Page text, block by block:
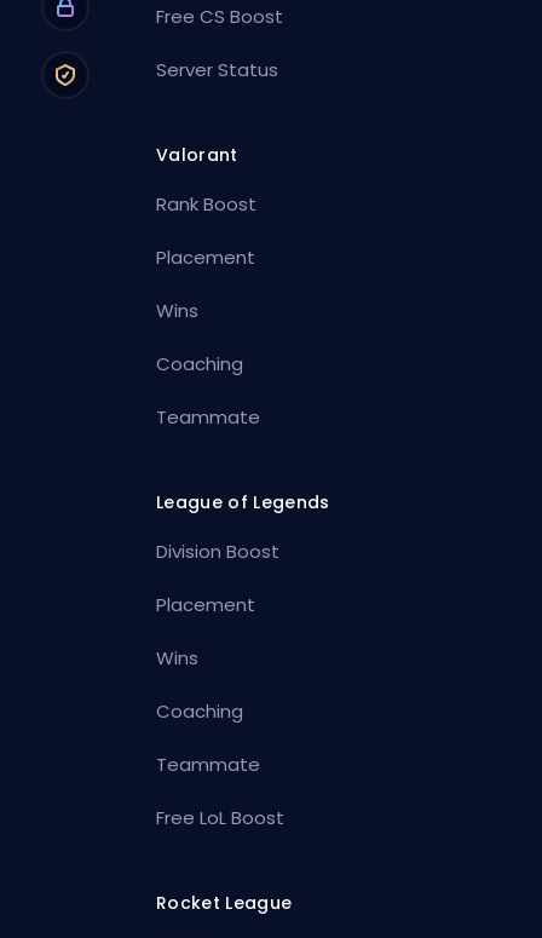
Free CS Boost
Server Status
Valorant
Rank Boost
Placement
Wins
Coaching
Teammate
League of Legends
Division Boost
Placement
Wins
Coaching
Teammate
Free LoL Boost
Rocket League